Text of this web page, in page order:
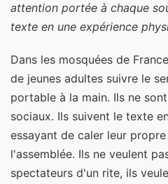
attention portée à chaque
texte en une expérience
Dans les mosquées de
de jeunes adultes suivre le
portable à la main. Ils ne
sociaux. Ils suivent le texte
essayant de caler leur
l'assemblée. Ils ne veulent
spectateurs d'un rite, ils